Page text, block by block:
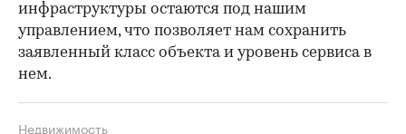
инфраструктуры остаются под нашим
управлением, что позволяет нам сохранить
заявленный класс объекта и уровень сервиса в
нем.
Недвижимость